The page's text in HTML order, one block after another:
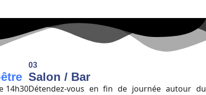
14h30
03
Salon / Bar
Détendez-vous en fin de journée autour du